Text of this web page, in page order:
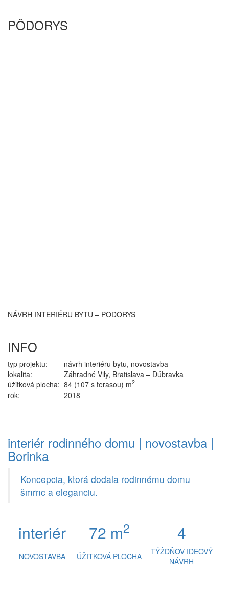
PÔDORYS
NÁVRH INTERIÉRU BYTU – PÔDORYS
INFO
typ projektu:
návrh interiéru bytu, novostavba
lokalita:
Záhradné Vily, Bratislava – Dúbravka
úžitková plocha: 84 (107 s terasou) m2
rok: 2018
interiér rodinného domu | novostavba |
Borinka
Koncepcia, ktorá dodala rodinnému domu
šmrnc a eleganciu.
interiér 72 m2 4
NOVOSTAVBA ÚŽITKOVÁ PLOCHA
TÝŽDŇOV IDEOVÝ
NÁVRH